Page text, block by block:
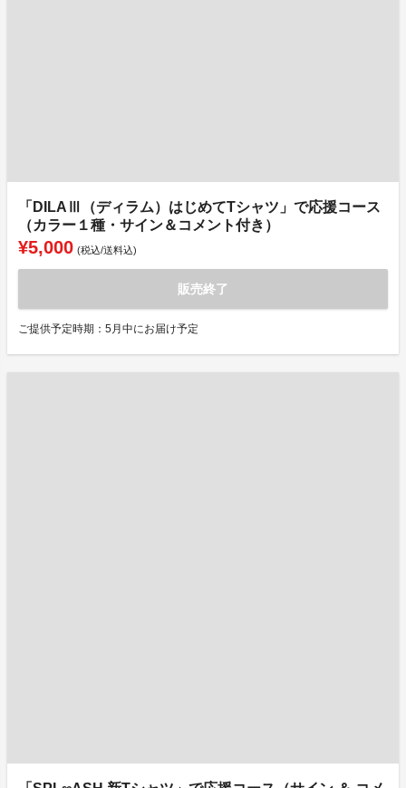
「DILAⅢ（ディラム）はじめてTシャツ」で応援コース
（カラー１種・サイン＆コメント付き）
¥5,000 (税込/送料込)
販売終了
ご提供予定時期：5月中にお届け予定